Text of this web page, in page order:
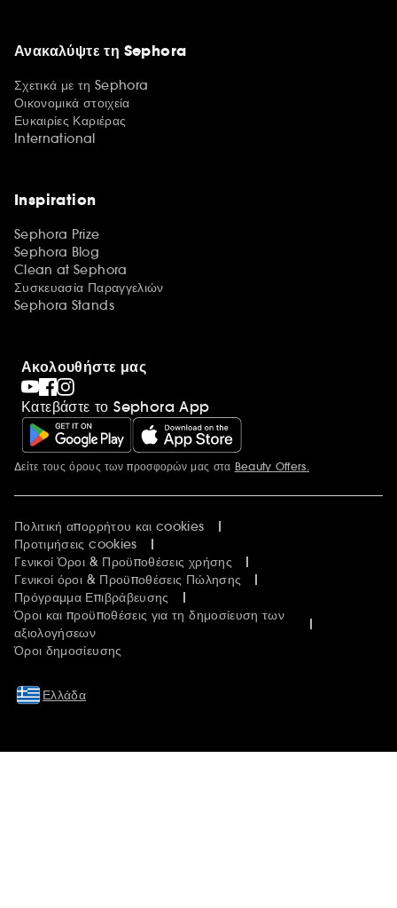
Ανακαλύψτε τη Sephora
Σχετικά με τη Sephora
Οικονομικά στοιχεία
Ευκαιρίες Καριέρας
International
Inspiration
Sephora Prize
Sephora Blog
Clean at Sephora
Συσκευασία Παραγγελιών
Sephora Stands
Ακολουθήστε μας
Κατεβάστε το Sephora App
Περισσότερες πληροφορίες
Δείτε τους όρους των προσφορών μας στα Beauty Offers.
Πολιτική απορρήτου και cookies
Προτιμήσεις cookies
Γενικοί Όροι & Προϋποθέσεις χρήσης
Γενικοί όροι & Προϋποθέσεις Πώλησης
Πρόγραμμα Επιβράβευσης
Όροι και προϋποθέσεις για τη δημοσίευση των
αξιολογήσεων
Όροι δημοσίευσης
Ελλάδα